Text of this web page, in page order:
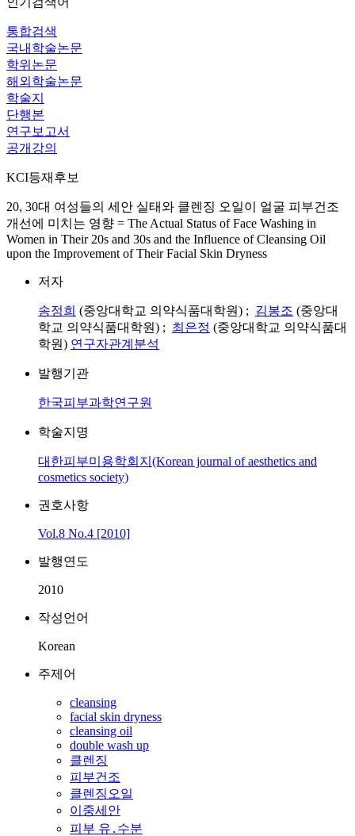
통합검색
국내학술논문
학위논문
해외학술논문
학술지
단행본
연구보고서
공개강의
KCI등재후보
20, 30대 여성들의 세안 실태와 클렌징 오일이 얼굴 피부건조
개선에 미치는 영향 = The Actual Status of Face Washing in
Women in Their 20s and 30s and the Influence of Cleansing Oil
upon the Improvement of Their Facial Skin Dryness
저자
송정희 (중앙대학교 의약식품대학원) ; 김봉조 (중앙대
학교 의약식품대학원) ; 최은정 (중앙대학교 의약식품대
학원) 연구자관계분석
발행기관
한국피부과학연구원
학술지명
대한피부미용학회지(Korean journal of aesthetics and
cosmetics society)
권호사항
Vol.8 No.4 [2010]
발행연도
2010
작성언어
Korean
주제어
cleansing
facial skin dryness
cleansing oil
double wash up
클렌징
피부건조
클렌징오일
이중세안
피부 유․수분